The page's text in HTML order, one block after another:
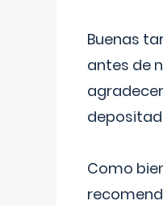
Buenas
antes de
Como